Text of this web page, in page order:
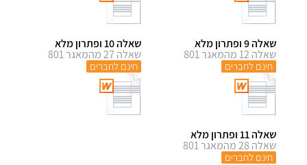
שאלה 9 ופתרון מלא
שאלה 12 מהמאגר 801
חינם לחברים
שאלה 10 ופתרון מלא
שאלה 27 מהמאגר 801
חינם לחברים
שאלה 11 ופתרון מלא
שאלה 28 מהמאגר 801
חינם לחברים